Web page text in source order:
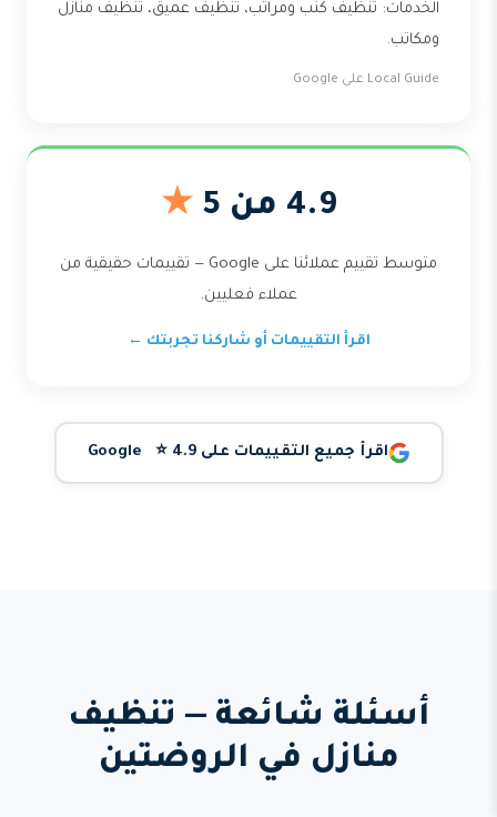
الخدمات: تنظيف كنب ومراتب، تنظيف عميق، تنظيف منازل
ومكاتب.
Local Guide على Google
4.9 من 5 ★
متوسط تقييم عملائنا على Google — تقييمات حقيقية من
عملاء فعليين.
اقرأ التقييمات أو شاركنا تجربتك ←
اقرأ جميع التقييمات على Google ⭐ 4.9
أسئلة شائعة — تنظيف
منازل في الروضتين